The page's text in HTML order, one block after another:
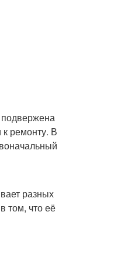
подвержена
ремонту. В
разных
том, что её